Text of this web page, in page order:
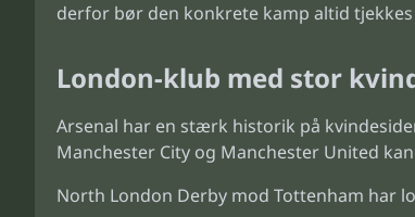
derfor bør den konkrete kamp altid
London-klub med stor
Arsenal har en stærk historik på
Manchester City og Manchester United
North London Derby mod Tottenham har